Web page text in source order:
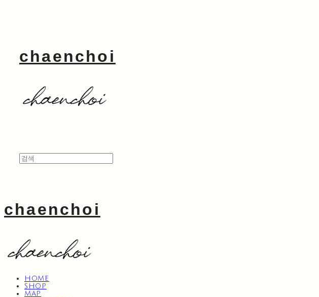
chaenchoi
chaenchoi
HOME
SHOP
MAP